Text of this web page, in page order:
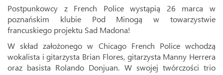
Postpunkowcy z French Police wystąpią 26 marca w
poznańskim klubie Pod Minogą w towarzystwie
francuskiego projektu Sad Madona!
W skład założonego w Chicago French Police wchodzą
wokalista i gitarzysta Brian Flores, gitarzysta Manny Herrera
oraz basista Rolando Donjuan. W swojej twórczości trio